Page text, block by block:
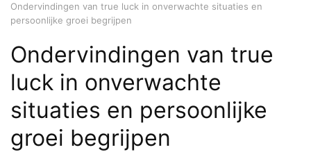
Ondervindingen van true luck in onverwachte situaties en
persoonlijke groei begrijpen
Ondervindingen van true
luck in onverwachte
situaties en persoonlijke
groei begrijpen